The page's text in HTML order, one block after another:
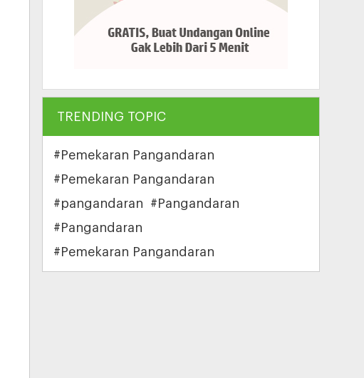
TRENDING TOPIC
#Pemekaran Pangandaran
#Pemekaran Pangandaran
#pangandaran
#Pangandaran
#Pangandaran
#Pemekaran Pangandaran